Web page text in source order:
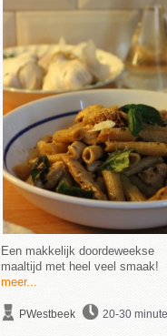
Een makkelijk doordeweekse
maaltijd met heel veel smaak!
meer...
PWestbeek 20-30